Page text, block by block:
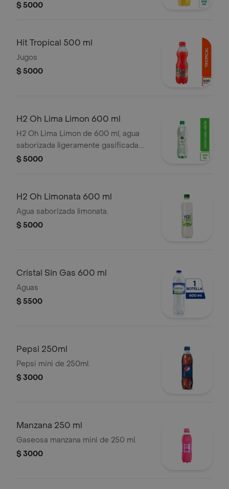
$ 5000
Hit Tropical 500 ml
Jugos
$ 5000
H2 Oh Lima Limon 600 ml
H2 Oh Lima Limon de 600 ml, agua
saborizada ligeramente gasificada.
Contiene edulcorantes y rinde 3
$ 5000
H2 Oh Limonata 600 ml
Agua saborizada limonata.
$ 5000
Cristal Sin Gas 600 ml
Aguas
$ 5500
Pepsi 250ml
Pepsi mini de 250ml.
$ 3000
Manzana 250 ml
Gaseosa manzana mini de 250 ml.
$ 3000